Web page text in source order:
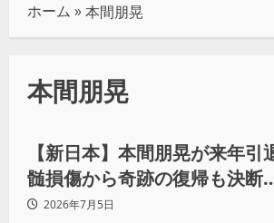
ホーム »本間朋晃
本間朋晃
プロレス
【新日本】本間朋晃が来年引
髄損傷から奇跡の復帰も決断
藤洋央紀、武藤敬司らメッセ
2026年7月5日